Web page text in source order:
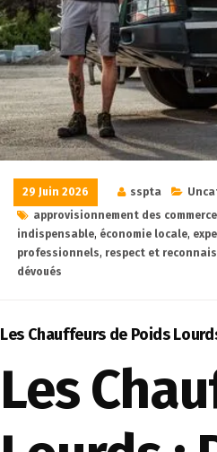
29 Juin 2026 sspta
approvisionnement des
indispensable, économie locale,
professionnels, respect et
dévoués
Les Chauffeurs de Poids
Les